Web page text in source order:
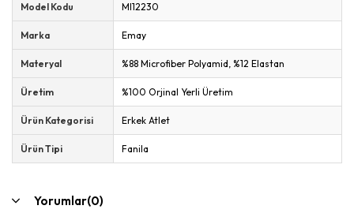
Model Kodu MI12230
Marka Emay
Materyal %88 Microfiber Polyamid, %12 Elastan
Üretim %100 Orjinal Yerli Üretim
Ürün Kategorisi Erkek Atlet
Ürün Tipi Fanila
Yorumlar(0)